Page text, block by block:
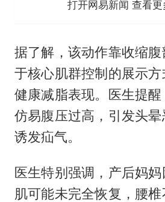
打开网易新闻 查看
据了解，该动作靠收缩
于核心肌群控制的展示
健康减脂表现。医生提
仿易腹压过高，引发头
诱发疝气。
医生特别强调，产后妈
肌可能未完全恢复，腰